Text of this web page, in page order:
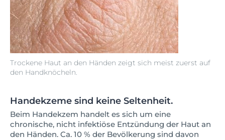
Trockene Haut an den Händen zeigt sich meist zuerst auf
den Handknöcheln.
Handekzeme sind keine Seltenheit.
Beim Handekzem handelt es sich um eine
chronische, nicht infektiöse Entzündung der Haut an
den Händen. Ca. 10 % der Bevölkerung sind davon